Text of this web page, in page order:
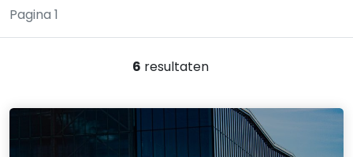
Pagina 1
6 resultaten